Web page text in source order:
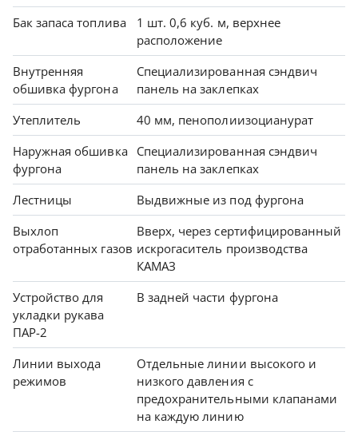
Бак запаса топлива
1 шт. 0,6 куб. м, верхнее
расположение
Внутренняя
обшивка фургона
Специализированная сэндвич
панель на заклепках
Утеплитель
40 мм, пенополиизоцианурат
Наружная обшивка
фургона
Специализированная сэндвич
панель на заклепках
Лестницы
Выдвижные из под фургона
Выхлоп
отработанных газов
Вверх, через сертифицированный
искрогаситель производства
КАМАЗ
Устройство для
укладки рукава
ПАР-2
В задней части фургона
Линии выхода
режимов
Отдельные линии высокого и
низкого давления с
предохранительными клапанами
на каждую линию